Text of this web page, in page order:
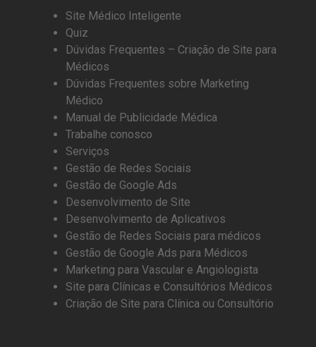
Site Médico Inteligente
Quiz
Dúvidas Frequentes – Criação de Site para
Médicos
Dúvidas Frequentes sobre Marketing
Médico
Manual de Publicidade Médica
Trabalhe conosco
Serviços
Gestão de Redes Sociais
Gestão de Google Ads
Desenvolvimento de Site
Desenvolvimento de Aplicativos
Gestão de Redes Sociais para médicos
Gestão de Google Ads para Médicos
Marketing para Vascular e Angiologista
Site para Clínicas e Consultórios Médicos
Criação de Site para Clínica ou Consultório